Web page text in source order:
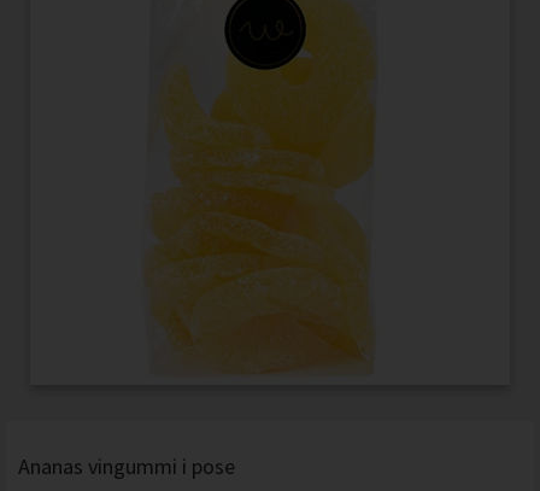
Ananas vingummi i pose